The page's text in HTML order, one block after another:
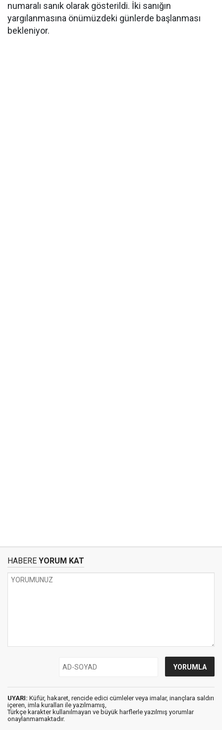
numaralı sanık olarak gösterildi. İki sanığın
yargılanmasına önümüzdeki günlerde başlanması
bekleniyor.
HABERE YORUM KAT
UYARI: Küfür, hakaret, rencide edici cümleler veya imalar, inançlara saldırı
içeren, imla kuralları ile yazılmamış,
Türkçe karakter kullanılmayan ve büyük harflerle yazılmış yorumlar
onaylanmamaktadır.